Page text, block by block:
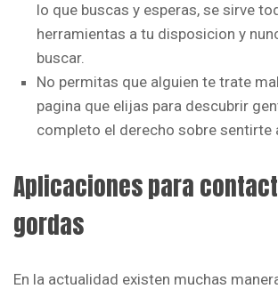
lo que buscas y esperas, se sirve
herramientas a tu disposicion y
buscar.
No permitas que alguien te trate
pagina que elijas para descubrir
completo el derecho sobre sentirte
Aplicaciones para
gordas
En la actualidad existen muchas